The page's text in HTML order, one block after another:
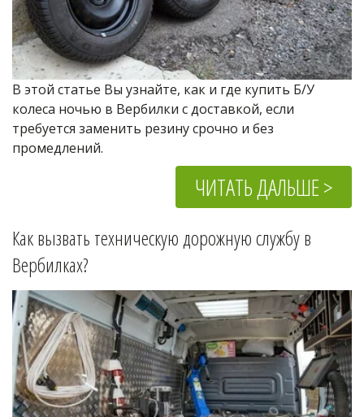
В этой статье Вы узнайте, как и где купить Б/У
колеса ночью в Вербилки с доставкой, если
требуется заменить резину срочно и без
промедлений.
ЧИТАТЬ ДАЛЬШЕ >
Вербилках?